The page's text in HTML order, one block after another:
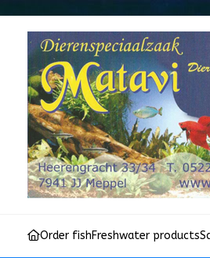
Order fishFreshwater products